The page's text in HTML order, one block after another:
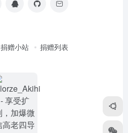
捐赠小站 捐赠列表